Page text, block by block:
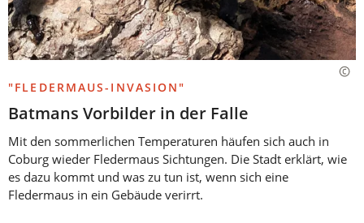
"FLEDERMAUS-INVASION"
Batmans Vorbilder in der Falle
Mit den sommerlichen Temperaturen häufen sich auch in
Coburg wieder Fledermaus Sichtungen. Die Stadt erklärt, wie
es dazu kommt und was zu tun ist, wenn sich eine
Fledermaus in ein Gebäude verirrt.